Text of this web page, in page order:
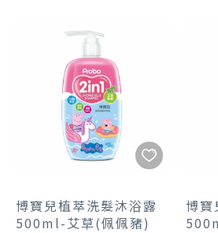
手，有效抑除細菌
在手部肌膚形成保護膜，添加
護手配方，洗後清爽不乾燥，
保養雙手備感柔嫩。
本品無添加三氯
沙/PARABEN/MI/MCI/ALS/D
EA/皂鹼/甲醛/任何有害化學
多重
•輕
為您
博寶兒植萃洗髮沐浴露
500ml-艾草(佩佩豬)
博